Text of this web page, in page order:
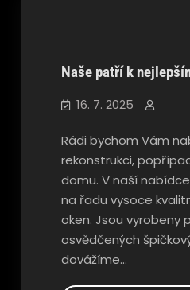
Naše patří k
16. 7. 2025
Rádi bychom Vám
rekonstrukci,
domu. V naší
na řadu vysoce
oken. Jsou vyrobeny
osvědčených
dovážíme…